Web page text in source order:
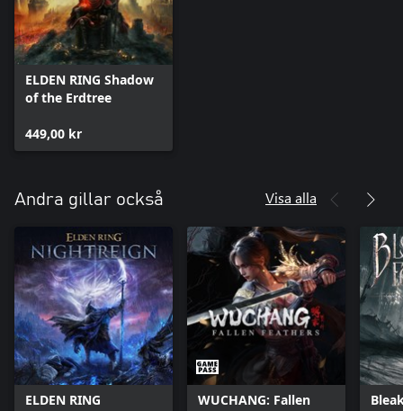
ELDEN RING Shadow
of the Erdtree
449,00 kr
Andra gillar också Visa alla
ELDEN RING
WUCHANG: Fallen